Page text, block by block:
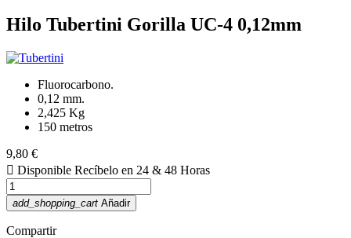
Hilo Tubertini Gorilla UC-4 0,12mm
Fluorocarbono.
0,12 mm.
2,425 Kg
150 metros
9,80 €
 Disponible Recíbelo en 24 & 48 Horas
add_shopping_cart Añadir
Compartir